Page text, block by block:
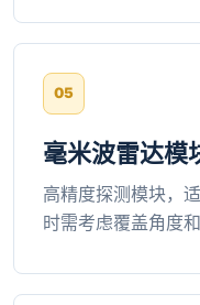
毫米波雷达模
高精度探测模块，
时需考虑覆盖角度和